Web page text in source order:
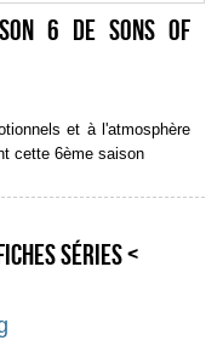
6 de Sons of
et à l'atmosphère
cette 6ème saison
séries <